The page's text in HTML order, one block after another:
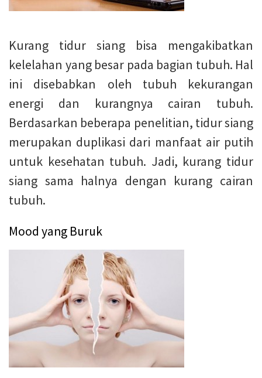
Kurang tidur siang bisa mengakibatkan
kelelahan yang besar pada bagian tubuh. Hal
ini disebabkan oleh tubuh kekurangan
energi dan kurangnya cairan tubuh.
Berdasarkan beberapa penelitian, tidur siang
merupakan duplikasi dari manfaat air putih
untuk kesehatan tubuh. Jadi, kurang tidur
siang sama halnya dengan kurang cairan
tubuh.
Mood yang Buruk